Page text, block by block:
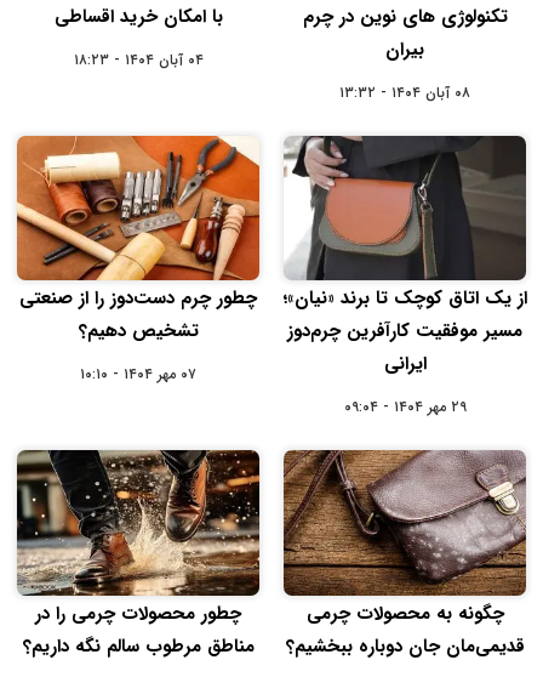
تکنولوژی ‌های نوین در چرم
بیران
۰۸ آبان ۱۴۰۴ - ۱۳:۳۲
با امکان خرید اقساطی
۰۴ آبان ۱۴۰۴ - ۱۸:۲۳
از یک اتاق کوچک تا برند «نیان»؛
مسیر موفقیت کارآفرین چرم‌دوز
ایرانی
۲۹ مهر ۱۴۰۴ - ۰۹:۰۴
چطور چرم دست‌دوز را از صنعتی
تشخیص دهیم؟
۰۷ مهر ۱۴۰۴ - ۱۰:۱۰
چگونه به محصولات چرمی
قدیمی‌‌مان جان دوباره ببخشیم؟
چطور محصولات چرمی را در
مناطق مرطوب سالم نگه داریم؟